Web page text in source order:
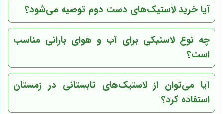
آیا خرید لاستیک‌های دست دوم توصیه می‌شود؟
چه نوع لاستیکی برای آب و هوای بارانی مناسب
است؟
آیا می‌توان از لاستیک‌های تابستانی در زمستان
استفاده کرد؟